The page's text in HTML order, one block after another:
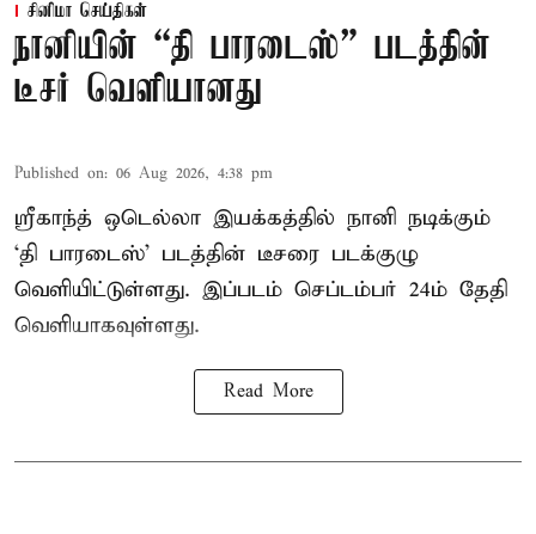
சினிமா செய்திகள்
நானியின் “தி பாரடைஸ்” படத்தின்
டீசர் வெளியானது
Published on: 06 Aug 2026, 4:38 pm
ஸ்ரீகாந்த் ஒடெல்லா இயக்கத்தில் நானி நடிக்கும்
‘தி பாரடைஸ்’ படத்தின் டீசரை படக்குழு
வெளியிட்டுள்ளது. இப்படம் செப்டம்பர் 24ம் தேதி
வெளியாகவுள்ளது.
Read More